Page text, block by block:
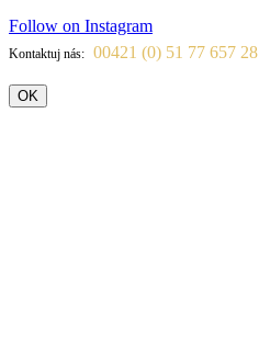
Follow on Instagram
Kontaktuj nás: 00421 (0) 51 77 657 28
OK